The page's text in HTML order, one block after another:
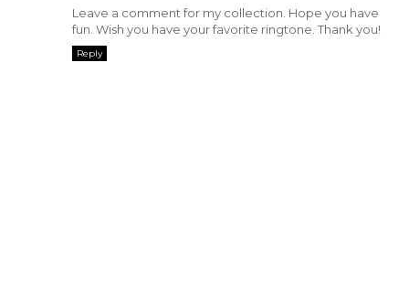
Leave a comment for my collection. Hope you have
fun. Wish you have your favorite ringtone. Thank you!
Reply